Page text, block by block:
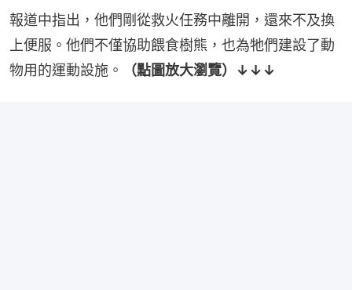
報道中指出，他們剛從救火任務中離開，還來不及換
上便服。他們不僅協助餵食樹熊，也為牠們建設了動
物用的運動設施。
（點圖放大瀏覽）↓↓↓